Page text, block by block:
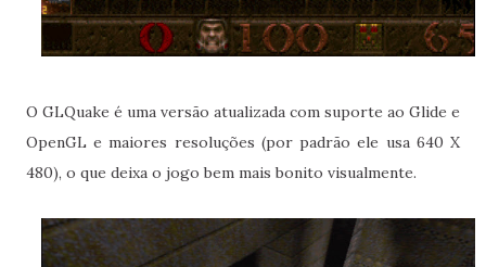
O GLQuake é uma versão atualizada com suporte ao Glide e
OpenGL e maiores resoluções (por padrão ele usa 640 X
480), o que deixa o jogo bem mais bonito visualmente.